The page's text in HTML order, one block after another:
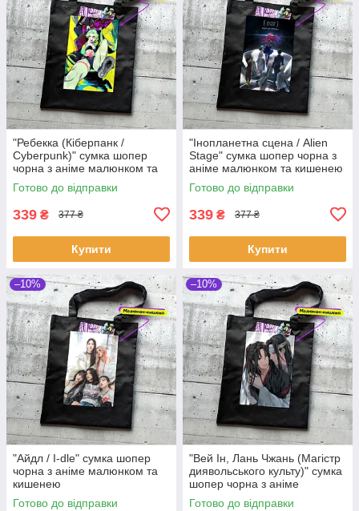
"Ребекка (Кіберпанк /
Cyberpunk)" сумка шопер
чорна з аніме малюнком та
кишенею
Готово до відправки
339 ₴ 377 ₴
Купити
"Інопланетна сцена / Alien
Stage" сумка шопер чорна з
аніме малюнком та кишенею
Готово до відправки
339 ₴ 377 ₴
Купити
–10%
"Айдл / I-dle" сумка шопер
чорна з аніме малюнком та
кишенею
Готово до відправки
–10%
"Вей Ін, Лань Чжань (Магістр
диявольського культу)" сумка
шопер чорна з аніме
малюнком та кишенею
Готово до відправки